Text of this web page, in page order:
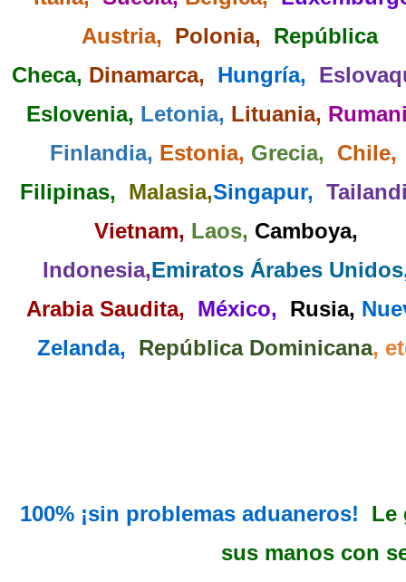
Austria,
Polonia,
República
Checa, Dinamarca, Hungría,
Eslovenia, Letonia, Lituania,
Finlandia, Estonia, Grecia,
Chile,
Filipinas,
Malasia,Singapur,
Vietnam, Laos, Camboya,
Indonesia,Emiratos Árabes
Arabia Saudita,
México, Rusia,
Zelanda, República Dominicana,
100% ¡sin problemas aduaneros!
Le
sus manos con